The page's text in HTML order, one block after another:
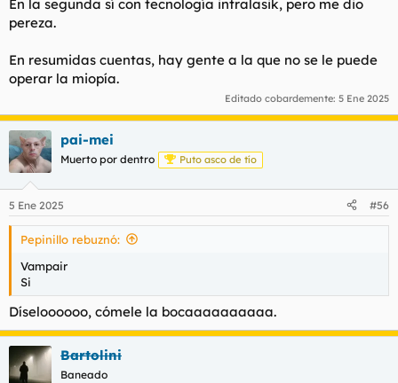
En la segunda sí con tecnología intralasik, pero me dio
pereza.
En resumidas cuentas, hay gente a la que no se le puede
operar la miopía.
Editado cobardemente: 5 Ene 2025
pai-mei
Muerto por dentro Puto asco de tío
5 Ene 2025 #56
Pepinillo rebuznó:
Vampair
Si
Díseloooooo, cómele la bocaaaaaaaaaa.
Bartolini
Baneado